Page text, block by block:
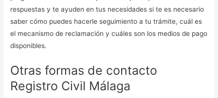
respuestas y te ayuden en tus necesidades si te es necesario
saber cómo puedes hacerle seguimiento a tu trámite, cuál es
el mecanismo de reclamación y cuáles son los medios de pago
disponibles.
Otras formas de contacto
Registro Civil Málaga